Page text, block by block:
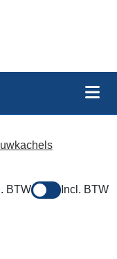
BTW Incl. BTW